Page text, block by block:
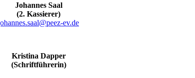
Johannes Saal
(2. Kassierer)
ev.de
Kristina Dapper
(Schriftführerin)